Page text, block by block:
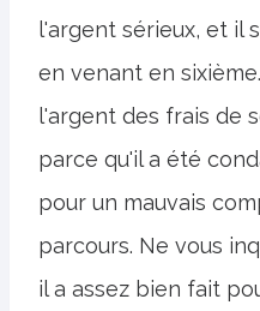
l'argent sérieux, et il
en venant en
l'argent des frais de
parce qu'il a été
pour un mauvais
parcours. Ne vous
il a assez bien fait